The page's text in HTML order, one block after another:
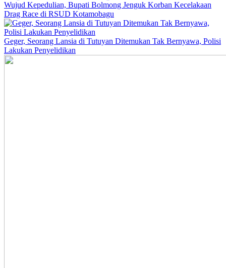
Wujud Kepedulian, Bupati Bolmong Jenguk Korban Kecelakaan
Drag Race di RSUD Kotamobagu
Geger, Seorang Lansia di Tutuyan Ditemukan Tak Bernyawa, Polisi
Lakukan Penyelidikan